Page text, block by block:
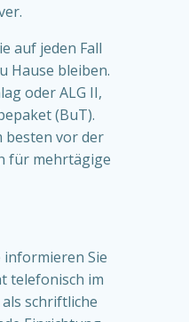
auf jeden Fall
Hause bleiben.
oder ALG II,
(BuT).
besten vor der
für mehrtägige
Sie
telefonisch im
schriftliche